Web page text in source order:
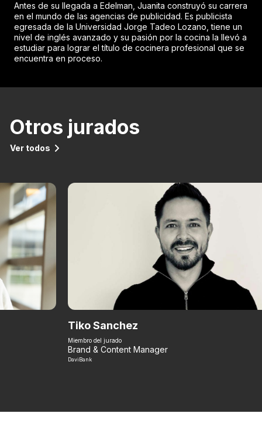
Antes de su llegada a Edelman, Juanita construyó su carrera
en el mundo de las agencias de publicidad. Es publicista
egresada de la Universidad Jorge Tadeo Lozano, tiene un
nivel de inglés avanzado y su pasión por la cocina la llevó a
estudiar para lograr el título de cocinera profesional que se
encuentra en proceso.
Otros jurados
Ver todos
Tiko Sanchez
Miembro del jurado
Brand & Content Manager
DaviBank